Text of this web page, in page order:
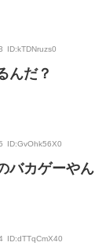
ID:kTDNruzs0
んだ？
ID:GvOhk56X0
バカゲーやん
ID:dTTqCmX40